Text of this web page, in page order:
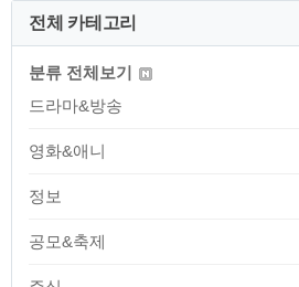
전체 카테고리
분류 전체보기
드라마&방송
영화&애니
정보
공모&축제